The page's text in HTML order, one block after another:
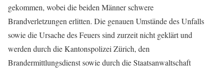
gekommen, wobei die beiden Männer schwere
Brandverletzungen erlitten. Die genauen Umstände des Unfalls
sowie die Ursache des Feuers sind zurzeit nicht geklärt und
werden durch die Kantonspolizei Zürich, den
Brandermittlungsdienst sowie durch die Staatsanwaltschaft